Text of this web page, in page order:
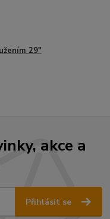
29"
akce a
Přihlásit se